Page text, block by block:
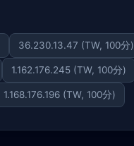
36.230.13.47 (TW, 100分)
1.162.176.245 (TW, 100分)
1.168.176.196 (TW, 100分)